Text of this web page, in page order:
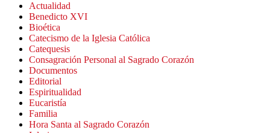
Actualidad
Benedicto XVI
Bioética
Catecismo de la Iglesia Católica
Catequesis
Consagración Personal al Sagrado Corazón
Documentos
Editorial
Espiritualidad
Eucaristía
Familia
Hora Santa al Sagrado Corazón